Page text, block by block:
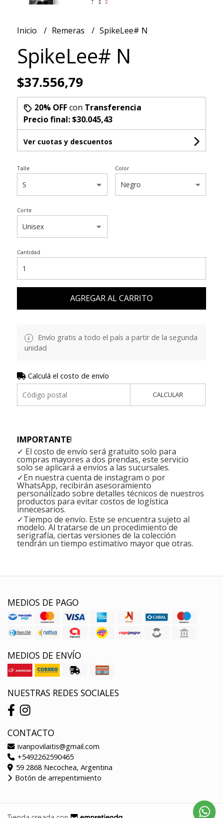
Inicio Remeras SpikeLee# N
SpikeLee# N
$37.556,79
20% OFFcon Transferencia
Precio final:$30.045,43
Ver cuotas y descuentos
Talle Color
Corte
Cantidad
AGREGAR AL CARRITO
Envío gratis a todo el país a partir de la segunda
unidad
Calculá el costo de envío
CALCULAR
IMPORTANTE!
✓ El costo de envío será gratuito solo para
compras mayores a dos prendas, este servicio
solo se aplicará a envíos a las sucursales.
✓En nuestra cuenta de instagram o por
WhatsApp, recibirán asesoramiento
personalizado sobre detalles técnicos de nuestros
productos para evitar costos de logística
innecesarios.
✓Tiempo de envío. Este se encuentra sujeto al
modelo. Al tratarse de un procedimiento de
serigrafía, ciertas versiones de la colección
tendrán un tiempo estimativo mayor que otras.
MEDIOS DE PAGO
MEDIOS DE ENVÍO
NUESTRAS REDES SOCIALES
CONTACTO
ivanpovilaitis@gmail.com
+5492262590465
59 2868 Necochea, Argentina
Botón de arrepentimiento